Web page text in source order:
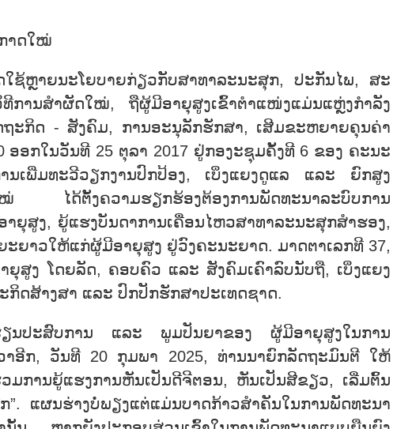
າດໃໝ່
ຊ້ຫຼາຍນະໂຍບາຍກ່ຽວກັບສາທາລະນະສຸກ, ປະກັນໄພ, ສະ
ານສຳຜັດໃໝ່, ຖືຜູ້ມີອາຍຸສູງເຂົ້າຕຳແໜ່ງແມ່ນແຫຼ່ງກຳລັງ
ຖະກິດ - ສັງຄົມ, ການອະນຸລັກຮັກສາ, ເສີມຂະຫຍາຍຄຸນຄ່າ
ອອກໃນວັນທີ 25 ຕຸລາ 2017 ຢູ່ກອງະຊຸມຄັ້ງທີ 6 ຂອງ ຄະນະ
ເພີ່ມທະວີວຽກງານປົກປ້ອງ, ເບິ່ງແຍງດູແລ ແລະ ຍົກສູງ
ໝ່ ໄດ້ຕັ້ງຄວາມຮຽກຮ້ອງຕ້ອງການພັດທະນາລະບົບການ
ຍຸສູງ, ຍູ້ແຮງບັນດາການເຄື່ອນໄຫວສາທາລະນະສຸກສຳຮອງ,
ຍາວໃຫ້ແກ່ຜູ້ມີອາຍຸສູງ ຢູ່ວົງຄະນະຍາດ. ມາດຕາເລກທີ 37,
ຍຸສູງ ໂດຍລັດ, ຄອບຄົວ ແລະ ສັງຄົມເຄົາລົບນັບຖື, ເບິ່ງແຍງ
ດສ້າງສາ ແລະ ປົກປັກຮັກສາປະເທດຊາດ.
ຽນປະສົບການ ແລະ ພູມປັນຍາຂອງ ຜູ້ມີອາຍຸສູງໃນການ
ອີກ, ວັນທີ 20 ກຸມພາ 2025, ທ່ານນາຍົກລັດຖະມົນຕີ ໃຫ້
ມການຍູ້ແຮງການຫັນເປັນດີຈີຕອນ, ຫັນເປັນສີຂຽວ, ເລີ່ມຕົ້ນ
ແຜນຮ່າງບໍ່ພຽງແຕ່ແມ່ນບາດກ້າວສຳຄັນໃນການພັດທະນາ